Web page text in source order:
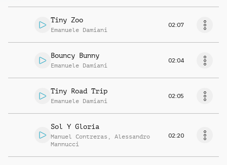
Tiny Zoo
Emanuele Damiani
02:07
Bouncy Bunny
Emanuele Damiani
02:04
Tiny Road Trip
Emanuele Damiani
02:05
Sol Y Gloria
Manuel Contreras , Alessandro
Mannucci
02:20